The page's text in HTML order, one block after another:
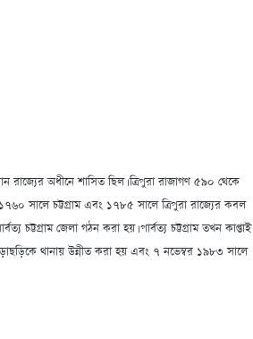
রাজ্যের অধীনে শাসিত ছিল। ত্রিপুরা রাজাগণ ৫৯০ থেকে
সালে চট্টগ্রাম এবং ১৭৮৫ সালে ত্রিপুরা রাজ্যের কবল
চট্টগ্রাম জেলা গঠন করা হয়। পার্বত্য চট্টগ্রাম তখন কাপ্তাই
থানায় উন্নীত করা হয় এবং ৭ নভেম্বর ১৯৮৩ সালে